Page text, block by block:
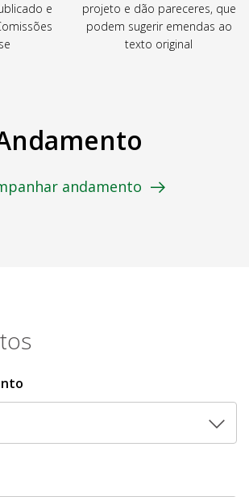
e
projeto e dão pareceres, que
podem sugerir emendas ao
texto original
andamento
as proposições legislativas